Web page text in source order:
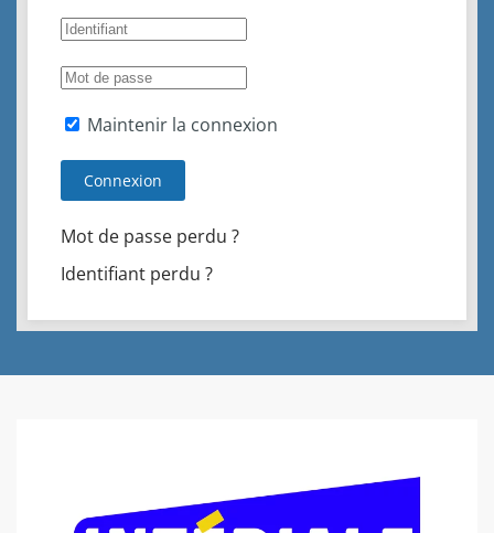
Maintenir la connexion
Connexion
Mot de passe perdu ?
Identifiant perdu ?